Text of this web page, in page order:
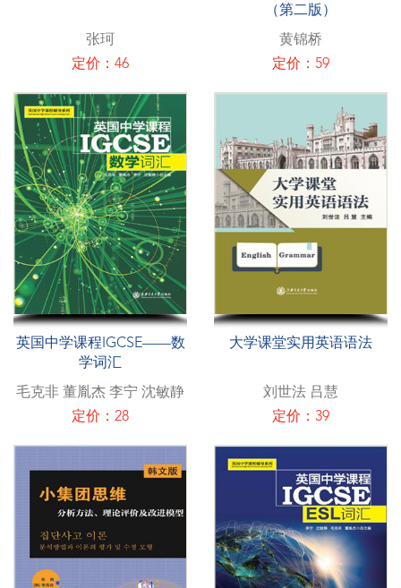
张珂
定价：46
（第二版）
黄锦桥
定价：59
英国中学课程IGCSE——数
学词汇
毛克非 董胤杰 李宁 沈敏静
定价：28
大学课堂实用英语语法
刘世法 吕慧
定价：39